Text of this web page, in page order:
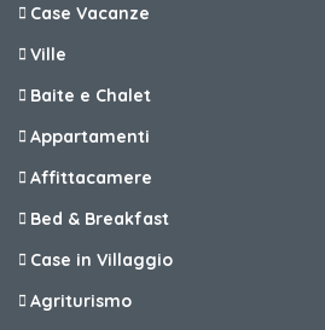
Case Vacanze
Ville
Baite e Chalet
Appartamenti
Affittacamere
Bed & Breakfast
Case in Villaggio
Agriturismo